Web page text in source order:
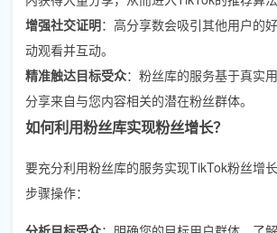
增强社交证明：高分享数会吸引其他用户的
动观看并互动。
精准触达目标受众：粉丝库的服务基于真实
分享来自与您内容相关的潜在粉丝群体。
如何利用粉丝库实现粉丝增长？
要充分利用粉丝库的服务实现TikTok粉丝增
步骤操作：